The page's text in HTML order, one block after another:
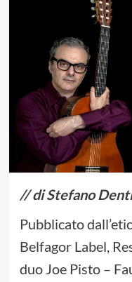
// di Stefano
Pubblicato
Belfagor Label,
duo Joe Pisto –